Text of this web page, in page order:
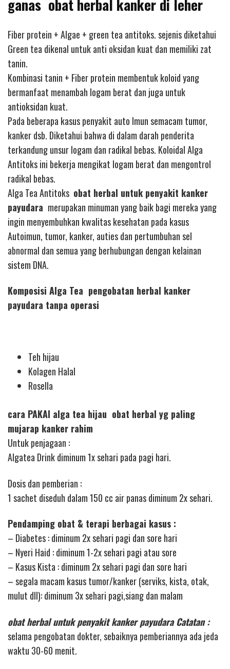
ganas obat herbal kanker di leher
Fiber protein + Algae + green tea antitoks. sejenis diketahui
Green tea dikenal untuk anti oksidan kuat dan memiliki zat
tanin.
Kombinasi tanin + Fiber protein membentuk koloid yang
bermanfaat menambah logam berat dan juga untuk
antioksidan kuat.
Pada beberapa kasus penyakit auto Imun semacam tumor,
kanker dsb. Diketahui bahwa di dalam darah penderita
terkandung unsur logam dan radikal bebas. Koloidal Alga
Antitoks ini bekerja mengikat logam berat dan mengontrol
radikal bebas.
Alga Tea Antitoks obat herbal untuk penyakit kanker
payudara merupakan minuman yang baik bagi mereka yang
ingin menyembuhkan kwalitas kesehatan pada kasus
Autoimun, tumor, kanker, auties dan pertumbuhan sel
abnormal dan semua yang berhubungan dengan kelainan
sistem DNA.
Komposisi Alga Tea pengobatan herbal kanker
payudara tanpa operasi
Teh hijau
Kolagen Halal
Rosella
cara PAKAI alga tea hijau obat herbal yg paling
mujarap kanker rahim
Untuk penjagaan :
Algatea Drink diminum 1x sehari pada pagi hari.
Dosis dan pemberian :
1 sachet diseduh dalam 150 cc air panas diminum 2x sehari.
Pendamping obat & terapi berbagai kasus :
– Diabetes : diminum 2x sehari pagi dan sore hari
– Nyeri Haid : diminum 1-2x sehari pagi atau sore
– Kasus Kista : diminum 2x sehari pagi dan sore hari
– segala macam kasus tumor/kanker (serviks, kista, otak,
mulut dll): diminum 3x sehari pagi,siang dan malam
obat herbal untuk penyakit kanker payudara Catatan :
selama pengobatan dokter, sebaiknya pemberiannya ada jeda
waktu 30-60 menit.